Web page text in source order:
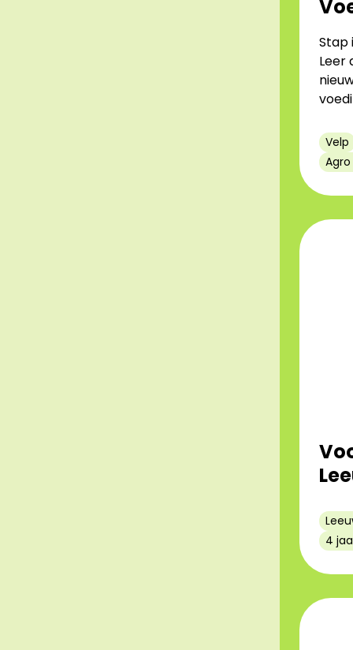
Stap
Leer
Velp
4